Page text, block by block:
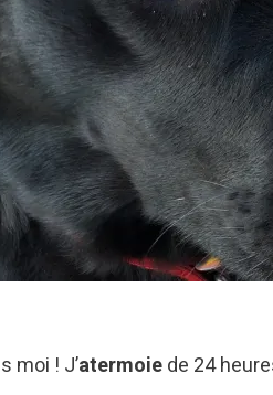
moi ! J’atermoiede 24